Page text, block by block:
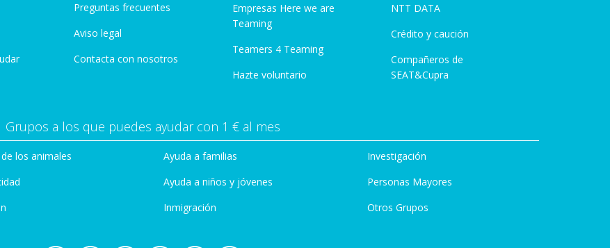
Preguntas frecuentes
Aviso legal
Contacta con nosotros
Empresas Here we are
Teaming
Teamers 4 Teaming
Hazte voluntario
NTT DATA
Crédito y caución
Compañeros de
SEAT&Cupra
Grupos a los que puedes ayudar con 1 € al mes
los animales
Ayuda a familias
Ayuda a niños y jóvenes
Inmigración
Investigación
Personas Mayores
Otros Grupos